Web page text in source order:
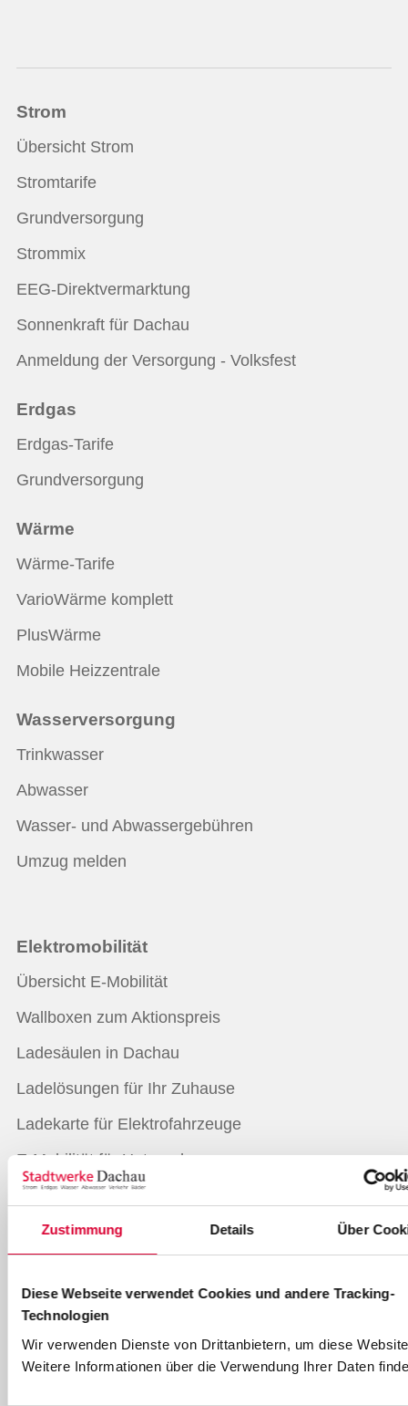
Zustimmung Details Über
Diese Webseite verwendet Cookies und andere Tracking-
Technologien
Wir verwenden Dienste von Drittanbietern, um diese
Weitere Informationen über die Verwendung Ihrer Daten
Strom
Übersicht Strom
Stromtarife
Grundversorgung
Strommix
EEG-Direktvermarktung
Sonnenkraft für Dachau
Anmeldung der Versorgung - Volksfest
Erdgas
Erdgas-Tarife
Grundversorgung
Wärme
Wärme-Tarife
VarioWärme komplett
PlusWärme
Mobile Heizzentrale
Wasserversorgung
Trinkwasser
Abwasser
Wasser- und Abwassergebühren
Umzug melden
Elektromobilität
Übersicht E-Mobilität
Wallboxen zum Aktionspreis
Ladesäulen in Dachau
Ladelösungen für Ihr Zuhause
Ladekarte für Elektrofahrzeuge
E-Mobilität für Unternehmen
Ladestruktur für Kommunen
Hallenbad
Sauna im Hallenbad Dachau